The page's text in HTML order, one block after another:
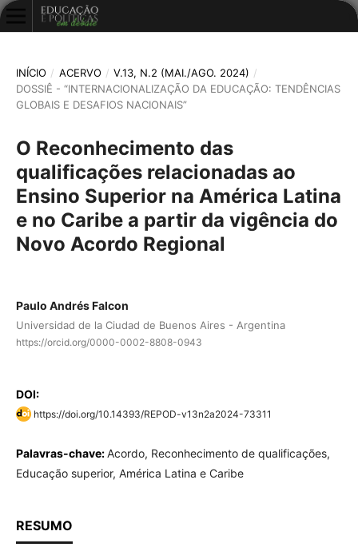
INÍCIO / ACERVO / V.13, N.2 (MAI./AGO. 2024) /
DOSSIÊ - “INTERNACIONALIZAÇÃO DA EDUCAÇÃO: TENDÊNCIAS
GLOBAIS E DESAFIOS NACIONAIS”
O Reconhecimento das
qualificações relacionadas ao
Ensino Superior na América Latina
e no Caribe a partir da vigência do
Novo Acordo Regional
Paulo Andrés Falcon
Universidad de la Ciudad de Buenos Aires - Argentina
https://orcid.org/0000-0002-8808-0943
DOI:
https://doi.org/10.14393/REPOD-v13n2a2024-73311
Palavras-chave:Acordo, Reconhecimento de qualificações,
Educação superior, América Latina e Caribe
RESUMO